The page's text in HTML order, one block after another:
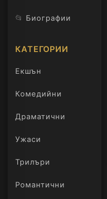
📂 Биографии
КАТЕГОРИИ
Екшън
Комедийни
Драматични
Ужаси
Трилъри
онлайн
Романтични